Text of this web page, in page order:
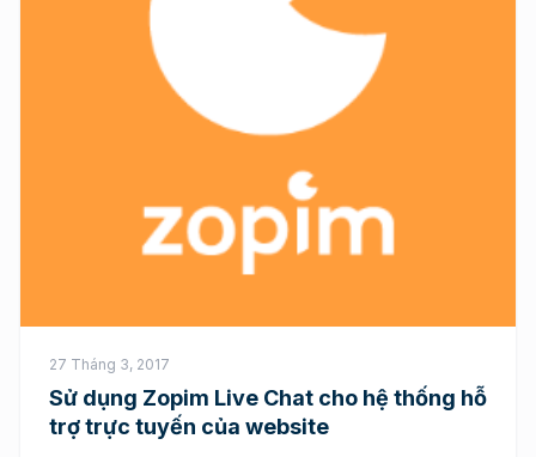
27 Tháng 3, 2017
Sử dụng Zopim Live Chat cho hệ thống hỗ
trợ trực tuyến của website